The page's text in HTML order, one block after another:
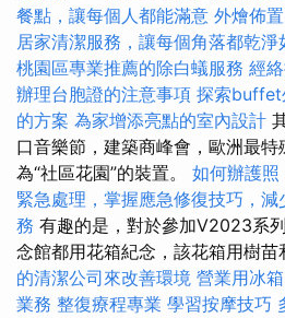
餐點，讓每個人都能滿意 外燴佈
居家清潔服務，讓每個角落都乾淨
桃園區專業推薦的除白蟻服務 經
辦理台胞證的注意事項 探索buffet
的方案 為家增添亮點的室內設計
口音樂節，建築商峰會，歐洲最
為“社區花園”的裝置。 如何辦護照
緊急處理，掌握應急修復技巧，減
務 有趣的是，對於參加V2023系
念館都用花箱紀念，該花箱用樹苗
的清潔公司來改善環境 營業用冰
業務 整復療程專業 學習按摩技巧